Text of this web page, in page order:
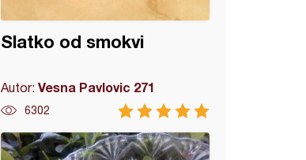
Slatko od smokvi
Autor:Vesna Pavlovic 271
6302